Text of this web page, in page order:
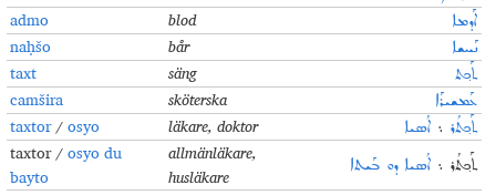
admo blod ܐܰܕܡܐ
naḥšo bår ܢܰܚܫܐ
taxt säng ܬܰܟ݂ܬ
camšira sköterska ܥܰܡܫܝܪܰܐ
taxtor/osyo läkare, doktor ܬܰܟ݂ܬܳܪ ܆ ܐܳܣܝܐ
taxtor /osyo du
bayto
allmänläkare,
husläkare
ܬܰܟ݂ܬܳܪ ܆ ܐܳܣܝܐ ܕܘ ܒܰܝܬܐ